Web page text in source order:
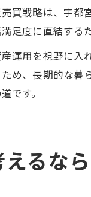
買戦略は、宇
足度に直結する
運用を視野に
め、長期的な
です。
るな